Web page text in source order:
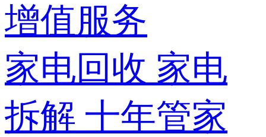
增值服务
家电回收 家电
拆解 十年管家